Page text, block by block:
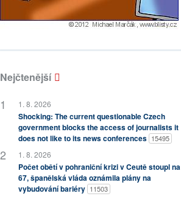
Nejčtenější
1. 8. 2026
Shocking: The current questionable Czech
government blocks the access of journalists it
does not like to its news conferences 15495
1. 8. 2026
Počet obětí v pohraniční krizi v Ceutě stoupl na
67, španělská vláda oznámila plány na
vybudování bariéry 11503